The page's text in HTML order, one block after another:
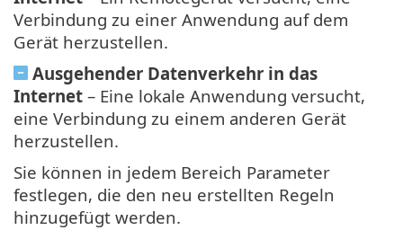
Verbindung zu einer Anwendung auf dem
Gerät herzustellen.
Ausgehender Datenverkehr in das
Internet – Eine lokale Anwendung versucht,
eine Verbindung zu einem anderen Gerät
herzustellen.
Sie können in jedem Bereich Parameter
festlegen, die den neu erstellten Regeln
hinzugefügt werden.